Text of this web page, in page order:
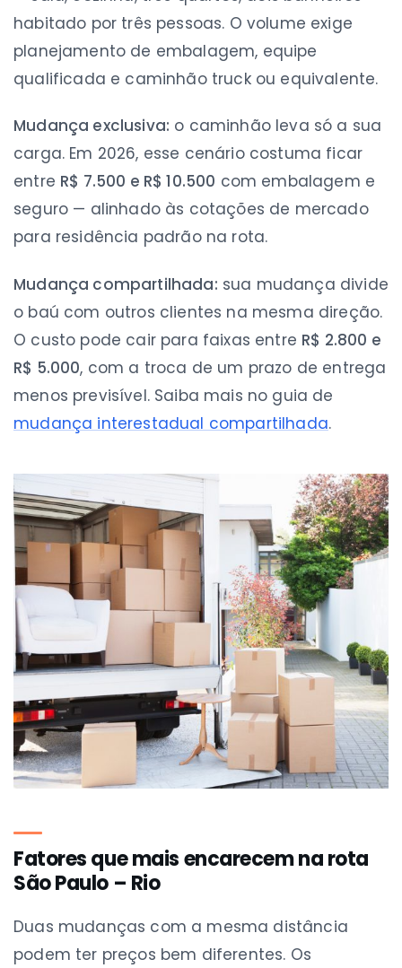
habitado por três pessoas. O volume exige
planejamento de embalagem, equipe
qualificada e caminhão truck ou equivalente.
Mudança exclusiva: o caminhão leva só a sua
carga. Em 2026, esse cenário costuma ficar
entre R$ 7.500 e R$ 10.500 com embalagem e
seguro — alinhado às cotações de mercado
para residência padrão na rota.
Mudança compartilhada: sua mudança divide
o baú com outros clientes na mesma direção.
O custo pode cair para faixas entre R$ 2.800 e
R$ 5.000, com a troca de um prazo de entrega
menos previsível. Saiba mais no guia de
mudança interestadual compartilhada.
Fatores que mais encarecem na rota
São Paulo – Rio
Duas mudanças com a mesma distância
podem ter preços bem diferentes. Os